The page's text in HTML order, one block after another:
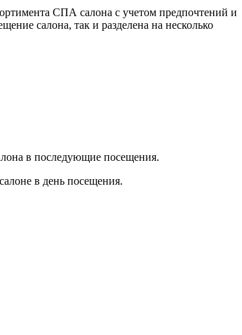
СПА салона с учетом предпочтений и
салона, так и разделена на несколько
в последующие посещения.
в день посещения.